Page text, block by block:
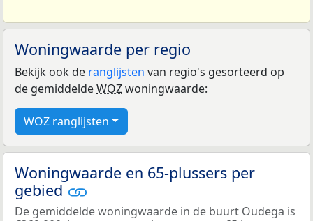
Woningwaarde per regio
Bekijk ook de ranglijsten van regio's gesorteerd op
de gemiddeldeWOZwoningwaarde:
WOZ ranglijsten
Woningwaarde en 65-plussers per
gebied
De gemiddelde woningwaarde in de buurt Oudega is